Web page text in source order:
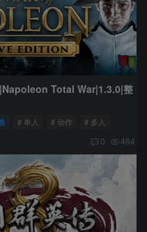
Total War|1.3.0|整
# 单人 # 动作 # 多人
0 464